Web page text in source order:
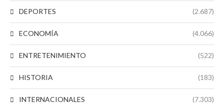
DEPORTES (2.687)
ECONOMÍA (4.066)
ENTRETENIMIENTO (522)
HISTORIA (183)
INTERNACIONALES (7.303)